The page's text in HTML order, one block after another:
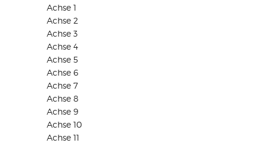
Achse 1
Achse 2
Achse 3
Achse 4
Achse 5
Achse 6
Achse 7
Achse 8
Achse 9
Achse 10
Achse 11